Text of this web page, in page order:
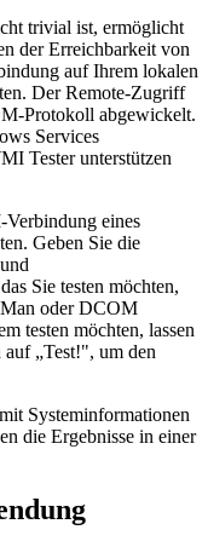
trivial ist, ermöglicht
der Erreichbarkeit von
auf Ihrem lokalen
Der Remote-Zugriff
Protokoll abgewickelt.
Services
Tester unterstützen
eines
Geben Sie die
Sie testen möchten,
oder DCOM
testen möchten, lassen
„Test!", um den
Systeminformationen
die Ergebnisse in einer